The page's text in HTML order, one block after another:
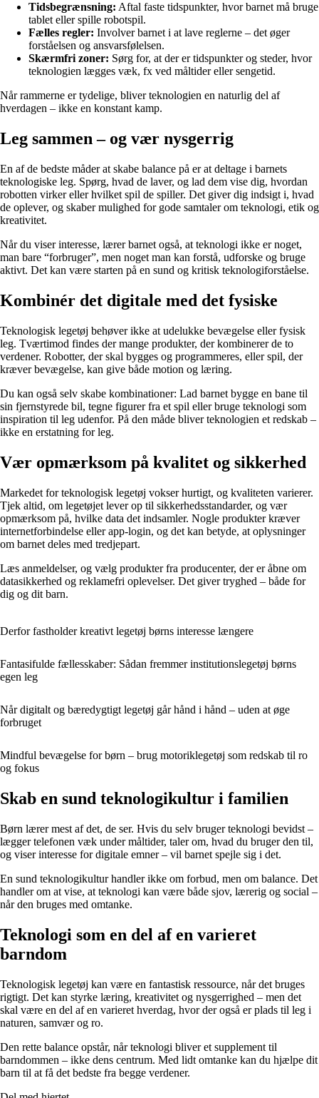
Tidsbegrænsning: Aftal faste tidspunkter, hvor barnet må bruge
tablet eller spille robotspil.
Fælles regler: Involver barnet i at lave reglerne – det øger
forståelsen og ansvarsfølelsen.
Skærmfri zoner: Sørg for, at der er tidspunkter og steder, hvor
teknologien lægges væk, fx ved måltider eller sengetid.
Når rammerne er tydelige, bliver teknologien en naturlig del af
hverdagen – ikke en konstant kamp.
Leg sammen – og vær nysgerrig
En af de bedste måder at skabe balance på er at deltage i barnets
teknologiske leg. Spørg, hvad de laver, og lad dem vise dig, hvordan
robotten virker eller hvilket spil de spiller. Det giver dig indsigt i, hvad
de oplever, og skaber mulighed for gode samtaler om teknologi, etik og
kreativitet.
Når du viser interesse, lærer barnet også, at teknologi ikke er noget,
man bare “forbruger”, men noget man kan forstå, udforske og bruge
aktivt. Det kan være starten på en sund og kritisk teknologiforståelse.
Kombinér det digitale med det fysiske
Teknologisk legetøj behøver ikke at udelukke bevægelse eller fysisk
leg. Tværtimod findes der mange produkter, der kombinerer de to
verdener. Robotter, der skal bygges og programmeres, eller spil, der
kræver bevægelse, kan give både motion og læring.
Du kan også selv skabe kombinationer: Lad barnet bygge en bane til
sin fjernstyrede bil, tegne figurer fra et spil eller bruge teknologi som
inspiration til leg udenfor. På den måde bliver teknologien et redskab –
ikke en erstatning for leg.
Vær opmærksom på kvalitet og sikkerhed
Markedet for teknologisk legetøj vokser hurtigt, og kvaliteten varierer.
Tjek altid, om legetøjet lever op til sikkerhedsstandarder, og vær
opmærksom på, hvilke data det indsamler. Nogle produkter kræver
internetforbindelse eller app-login, og det kan betyde, at oplysninger
om barnet deles med tredjepart.
Læs anmeldelser, og vælg produkter fra producenter, der er åbne om
datasikkerhed og reklamefri oplevelser. Det giver tryghed – både for
dig og dit barn.
Derfor fastholder kreativt legetøj børns interesse længere
Fantasifulde fællesskaber: Sådan fremmer institutionslegetøj børns
egen leg
Når digitalt og bæredygtigt legetøj går hånd i hånd – uden at øge
forbruget
Mindful bevægelse for børn – brug motoriklegetøj som redskab til ro
og fokus
Skab en sund teknologikultur i familien
Børn lærer mest af det, de ser. Hvis du selv bruger teknologi bevidst –
lægger telefonen væk under måltider, taler om, hvad du bruger den til,
og viser interesse for digitale emner – vil barnet spejle sig i det.
En sund teknologikultur handler ikke om forbud, men om balance. Det
handler om at vise, at teknologi kan være både sjov, lærerig og social –
når den bruges med omtanke.
Teknologi som en del af en varieret
barndom
Teknologisk legetøj kan være en fantastisk ressource, når det bruges
rigtigt. Det kan styrke læring, kreativitet og nysgerrighed – men det
skal være en del af en varieret hverdag, hvor der også er plads til leg i
naturen, samvær og ro.
Den rette balance opstår, når teknologi bliver et supplement til
barndommen – ikke dens centrum. Med lidt omtanke kan du hjælpe dit
barn til at få det bedste fra begge verdener.